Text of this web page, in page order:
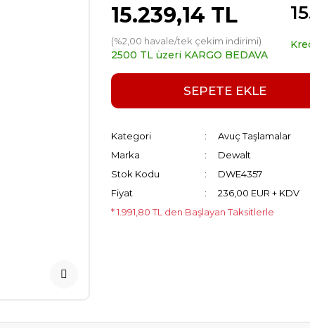
15.239,14 TL
(%2,00 havale/tek çekim indirimi)
2500 TL üzeri KARGO BEDAVA
SEPETE EKLE
Kategori
Avuç Taşlamalar
Marka
Dewalt
Stok Kodu
DWE4357
Fiyat
236,00 EUR + KDV
* 1.991,80 TL den Başlayan Taksitlerle